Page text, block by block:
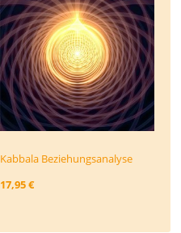
Kabbala Beziehungs­analyse
17,95 €